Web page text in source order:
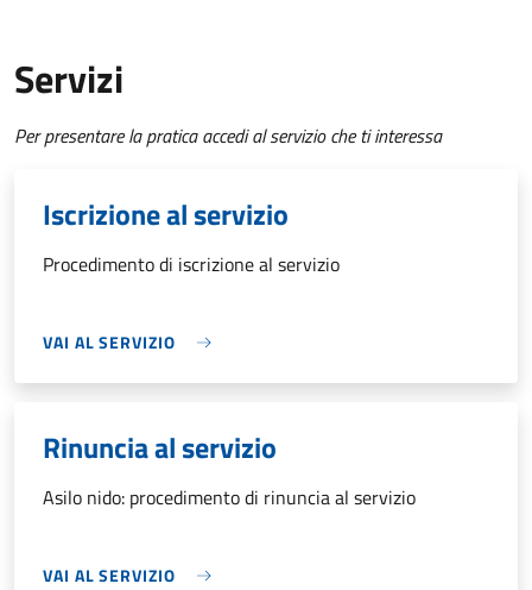
Servizi
Per presentare la pratica accedi al servizio che ti interessa
Iscrizione al servizio
Procedimento di iscrizione al servizio
VAI AL SERVIZIO
Rinuncia al servizio
Asilo nido: procedimento di rinuncia al servizio
VAI AL SERVIZIO